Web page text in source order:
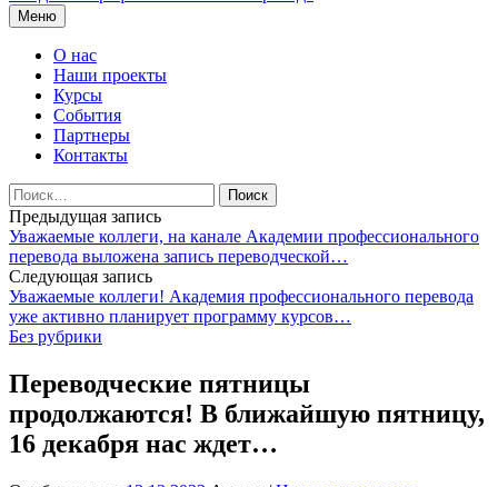
Перейти
к
содержимому
Меню
О нас
Наши проекты
Курсы
События
Партнеры
Контакты
Найти:
Навигация
по
записям
Предыдущая запись
Уважаемые коллеги, на канале Академии профессионального
перевода выложена запись переводческой…
Следующая запись
Уважаемые коллеги! Академия профессионального перевода
уже активно планирует программу курсов…
Без рубрики
Переводческие пятницы
продолжаются! В ближайшую пятницу,
16 декабря нас ждет…